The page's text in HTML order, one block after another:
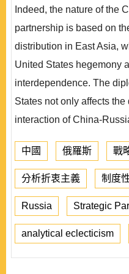
Indeed, the nature of the
partnership is based on
distribution in East Asia,
United States hegemony
interdependence. The
States not only affects
interaction of China-
中國 俄羅斯 戰
分析折衷主義 制度
Russia Strategic
analytical eclecticism